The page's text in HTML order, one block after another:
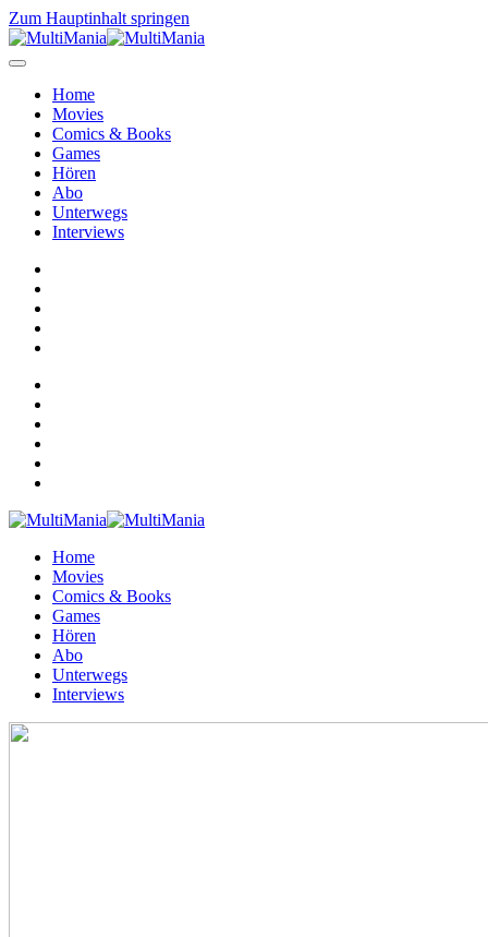
Zum Hauptinhalt springen
Home
Movies
Comics & Books
Games
Hören
Abo
Unterwegs
Interviews
Home
Movies
Comics & Books
Games
Hören
Abo
Unterwegs
Interviews